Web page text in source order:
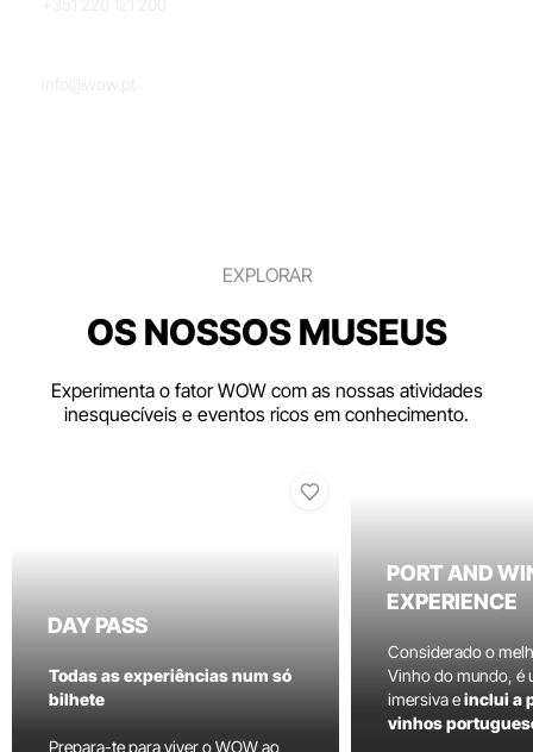
EXPLORAR
OS NOSSOS MUSEUS
Experimenta o fator WOW com as nossas atividades
inesquecíveis e eventos ricos em conhecimento.
DAY PASS
Todas as experiências num só
bilhete
Prepara-te para viver o WOW ao
PORT AND
EXPERIENCE
Considerado o
Vinho do mundo, é
imersiva einclui a
vinhos